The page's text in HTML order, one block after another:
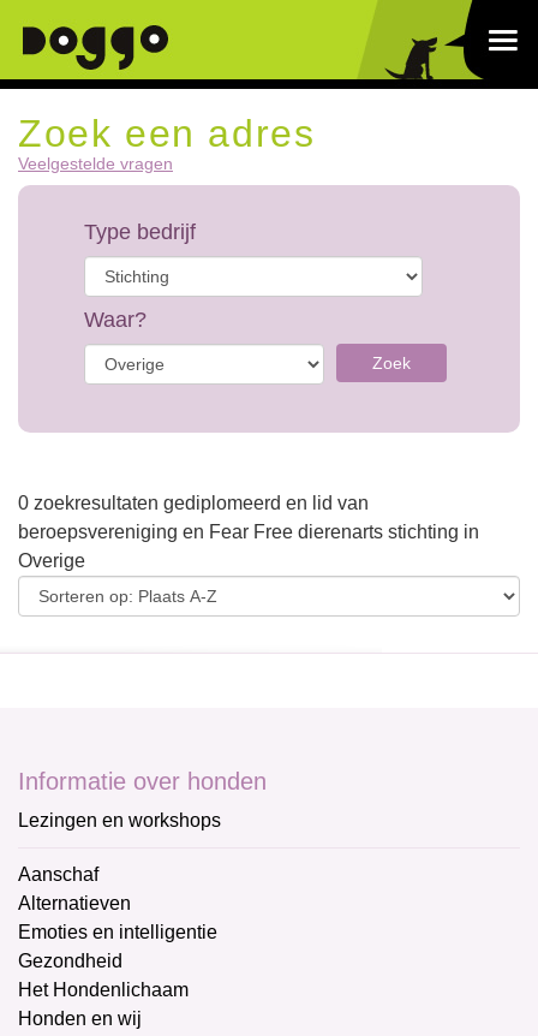
Zoek een adres
Veelgestelde vragen
Type bedrijf
Waar?
Zoek
0 zoekresultaten gediplomeerd en lid van
beroepsvereniging en Fear Free dierenarts stichting in
Overige
Informatie over honden
Lezingen en workshops
Aanschaf
Alternatieven
Emoties en intelligentie
Gezondheid
Het Hondenlichaam
Honden en wij